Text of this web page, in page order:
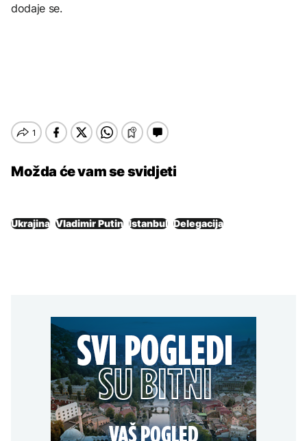
dodaje se.
Možda će vam se svidjeti
Ukrajina Vladimir Putin Istanbul Delegacija